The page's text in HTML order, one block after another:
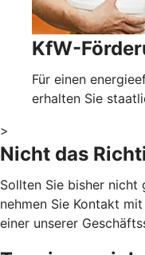
KfW-
Für einen
erhalten Sie
>
Nicht das
Sollten Sie bisher nicht
nehmen Sie Kontakt
einer unserer